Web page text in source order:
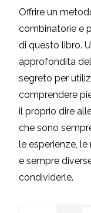
Offrire un
combinatorie e
di questo libro.
approfondita
segreto per
comprendere
il proprio dire
che sono
le esperienze,
e sempre
condividerle.